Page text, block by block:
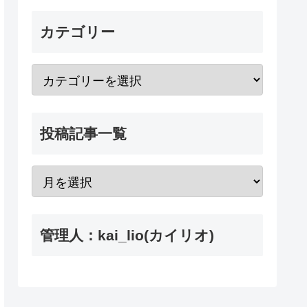
カテゴリー
投稿記事一覧
管理人：kai_lio(カイリオ)